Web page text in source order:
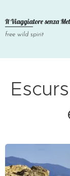
Il Viaggiatore senza
free wild spirit